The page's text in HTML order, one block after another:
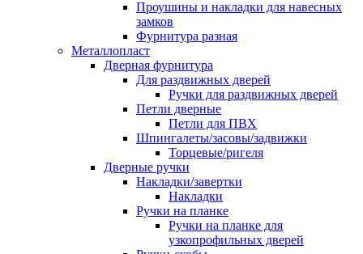
Проушины и накладки для навесных
замков
Фурнитура разная
Металлопласт
Дверная фурнитура
Для раздвижных дверей
Ручки для раздвижных дверей
Петли дверные
Петли для ПВХ
Шпингалеты/засовы/задвижки
Торцевые/ригеля
Дверные ручки
Накладки/завертки
Накладки
Ручки на планке
Ручки на планке для
узкопрофильных дверей